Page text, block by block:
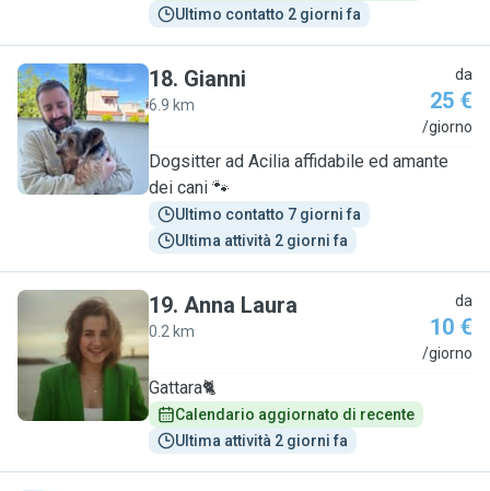
Ultimo contatto 2 giorni fa
G
18. Gianni
6.9 km
da
25 €
/giorno
Dogsitter ad Acilia affidabile ed amante
dei cani 🐾
Ultimo contatto 7 giorni fa
Ultima attività 2 giorni fa
A
19. Anna Laura
0.2 km
da
10 €
/giorno
Gattara🐈
Calendario aggiornato di recente
Ultima attività 2 giorni fa